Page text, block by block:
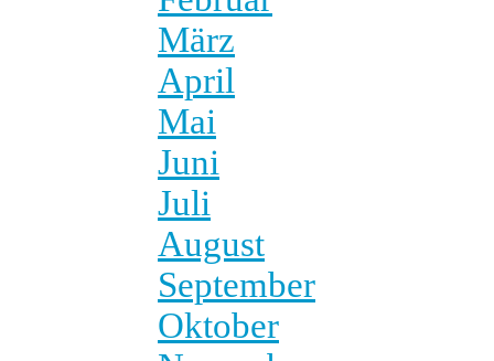
März
April
Mai
Juni
Juli
August
September
Oktober